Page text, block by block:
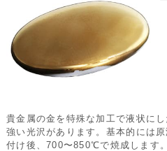
貴金属の金を特殊な加工で液状に
強い光沢があります。基本的には
付け後、700〜850℃で焼成します